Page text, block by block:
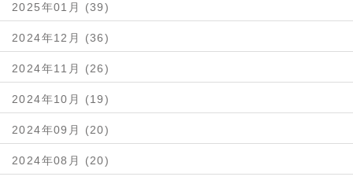
2025年01月 (39)
2024年12月 (36)
2024年11月 (26)
2024年10月 (19)
2024年09月 (20)
2024年08月 (20)